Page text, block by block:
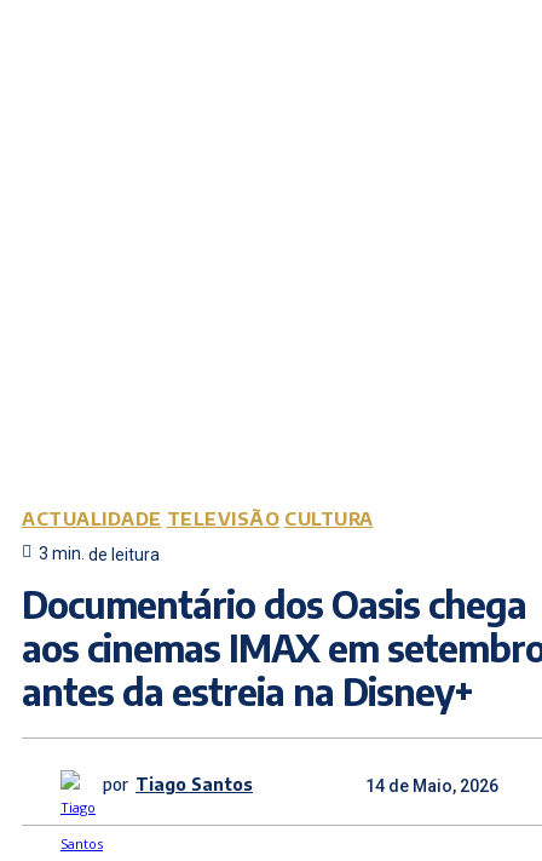
ACTUALIDADE TELEVISÃO CULTURA
3 min. de leitura
Documentário dos Oasis chega
aos cinemas IMAX em
antes da estreia na Disney+
por Tiago Santos 14 de Maio, 2026